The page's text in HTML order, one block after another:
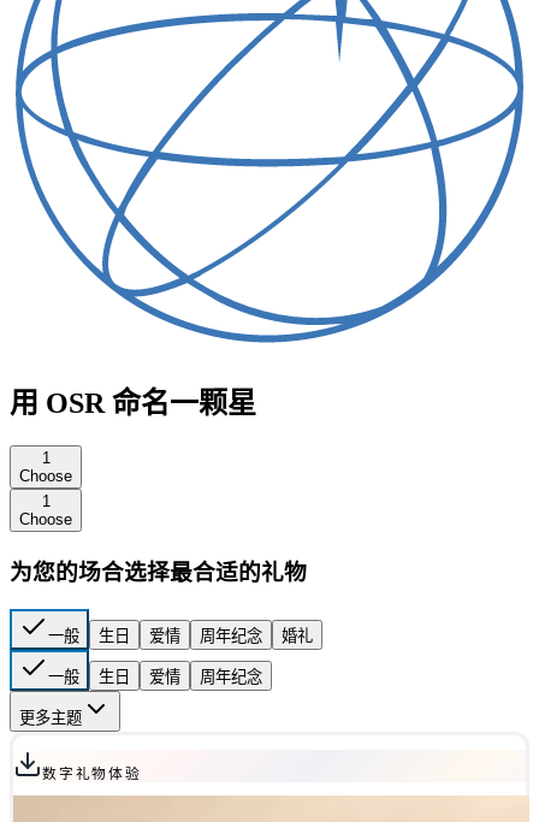
用 OSR 命名一颗星
1
Choose
1
Choose
为您的场合选择最合适的礼物
一般 生日 爱情 周年纪念 婚礼
一般 生日 爱情 周年纪念
更多主题
数字礼物体验